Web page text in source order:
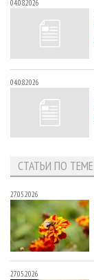
04.08.2026
04.08.2026
СТАТЬИ ПО ТЕМЕ
27.05.2026
27.05.2026